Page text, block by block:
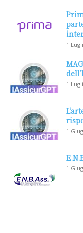
1
1
1
1